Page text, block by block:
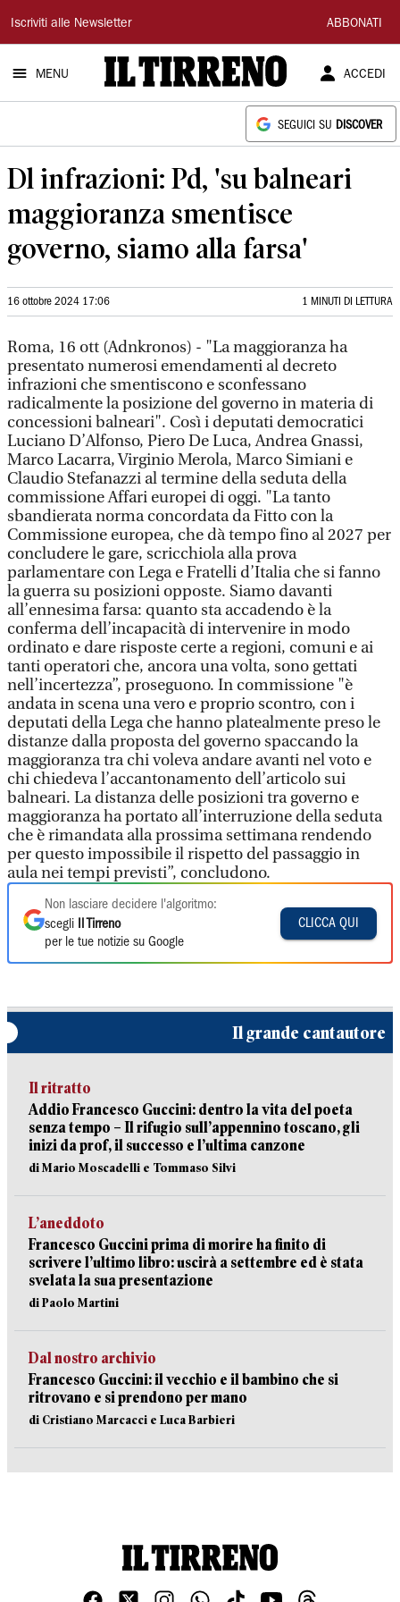
Il
Tirreno
Iscriviti alle Newsletter ABBONATI
MENU ACCEDI
SEGUICI SU DISCOVER
Dl infrazioni: Pd, 'su balneari
maggioranza smentisce
governo, siamo alla farsa'
16 ottobre 2024 17:06 1 MINUTI DI LETTURA
Roma, 16 ott (Adnkronos) - "La maggioranza ha
presentato numerosi emendamenti al decreto
infrazioni che smentiscono e sconfessano
radicalmente la posizione del governo in materia di
concessioni balneari". Così i deputati democratici
Luciano D’Alfonso, Piero De Luca, Andrea Gnassi,
Marco Lacarra, Virginio Merola, Marco Simiani e
Claudio Stefanazzi al termine della seduta della
commissione Affari europei di oggi. "La tanto
sbandierata norma concordata da Fitto con la
Commissione europea, che dà tempo fino al 2027 per
concludere le gare, scricchiola alla prova
parlamentare con Lega e Fratelli d’Italia che si fanno
la guerra su posizioni opposte. Siamo davanti
all’ennesima farsa: quanto sta accadendo è la
conferma dell’incapacità di intervenire in modo
ordinato e dare risposte certe a regioni, comuni e ai
tanti operatori che, ancora una volta, sono gettati
nell’incertezza”, proseguono. In commissione "è
andata in scena una vero e proprio scontro, con i
deputati della Lega che hanno platealmente preso le
distanze dalla proposta del governo spaccando la
maggioranza tra chi voleva andare avanti nel voto e
chi chiedeva l’accantonamento dell’articolo sui
balneari. La distanza delle posizioni tra governo e
maggioranza ha portato all’interruzione della seduta
che è rimandata alla prossima settimana rendendo
per questo impossibile il rispetto del passaggio in
aula nei tempi previsti”, concludono.
Non lasciare decidere l'algoritmo:
scegli
Il Tirreno
per le tue notizie su Google
CLICCA QUI
Il grande cantautore
Il ritratto
Addio Francesco Guccini: dentro la vita del poeta
senza tempo – Il rifugio sull’appennino toscano, gli
inizi da prof, il successo e l’ultima canzone
di Mario Moscadelli e Tommaso Silvi
L’aneddoto
Francesco Guccini prima di morire ha finito di
scrivere l’ultimo libro: uscirà a settembre ed è stata
svelata la sua presentazione
di Paolo Martini
Dal nostro archivio
Francesco Guccini: il vecchio e il bambino che si
ritrovano e si prendono per mano
di Cristiano Marcacci e Luca Barbieri